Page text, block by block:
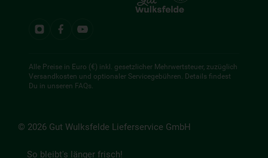
Alle Preise in Euro (€) inkl. gesetzlicher Mehrwertsteuer, zuzüglich
Versandkosten und optionaler Servicegebühren. Details findest
Du in unseren FAQs
© 2026 Gut Wulksfelde Lieferservice GmbH
So bleibt's länger frisch!